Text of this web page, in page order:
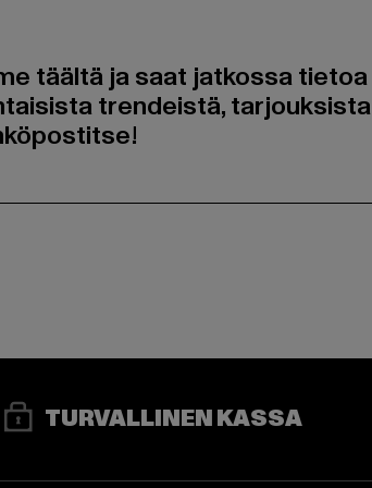
täältä ja saat jatkossa tietoa
trendeistä, tarjouksista
TURVALLINEN KASSA